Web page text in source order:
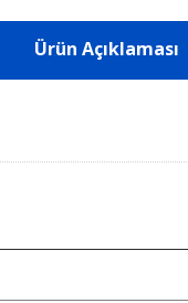
Ürün Açıklaması